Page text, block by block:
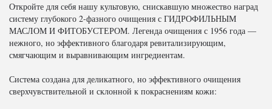
Откройте для себя нашу культовую, снискавшую множество наград
систему глубокого 2-фазного очищения с ГИДРОФИЛЬНЫМ
МАСЛОМ И ФИТОБУСТЕРОМ. Легенда очищения с 1956 года —
нежного, но эффективного благодаря ревитализирующим,
смягчающим и выравнивающим ингредиентам.
Система создана для деликатного, но эффективного очищения
сверхчувствительной и склонной к покраснениям кожи: